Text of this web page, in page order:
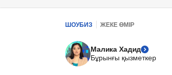
ШОУБИЗ ЖЕКЕ ӨМІР
Малика Хадид
Бұрынғы қызметкер